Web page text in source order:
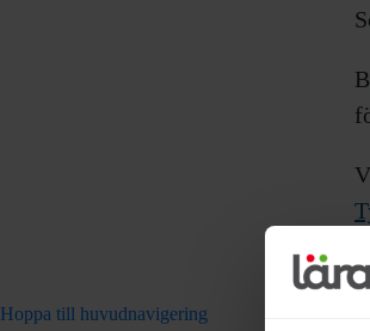
Hoppa till huvudnavigering